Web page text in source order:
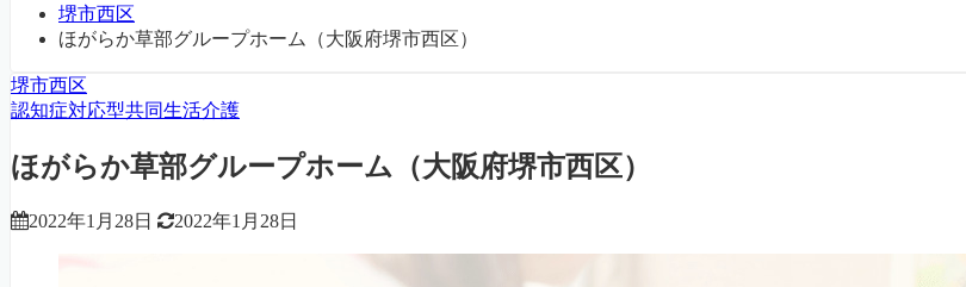
堺市西区
ほがらか草部グループホーム（大阪府堺市西区）
堺市西区
認知症対応型共同生活介護
ほがらか草部グループホーム（大阪府堺市西区）
2022年1月28日 2022年1月28日